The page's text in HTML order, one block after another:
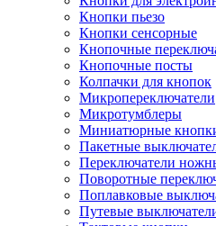
Кнопки пьезо
Кнопки сенсорные
Кнопочные
Кнопочные посты
Колпачки для кнопок
Микропереключатели
Микротумблеры
Миниатюрные
Пакетные
Переключатели
Поворотные
Поплавковые
Путевые